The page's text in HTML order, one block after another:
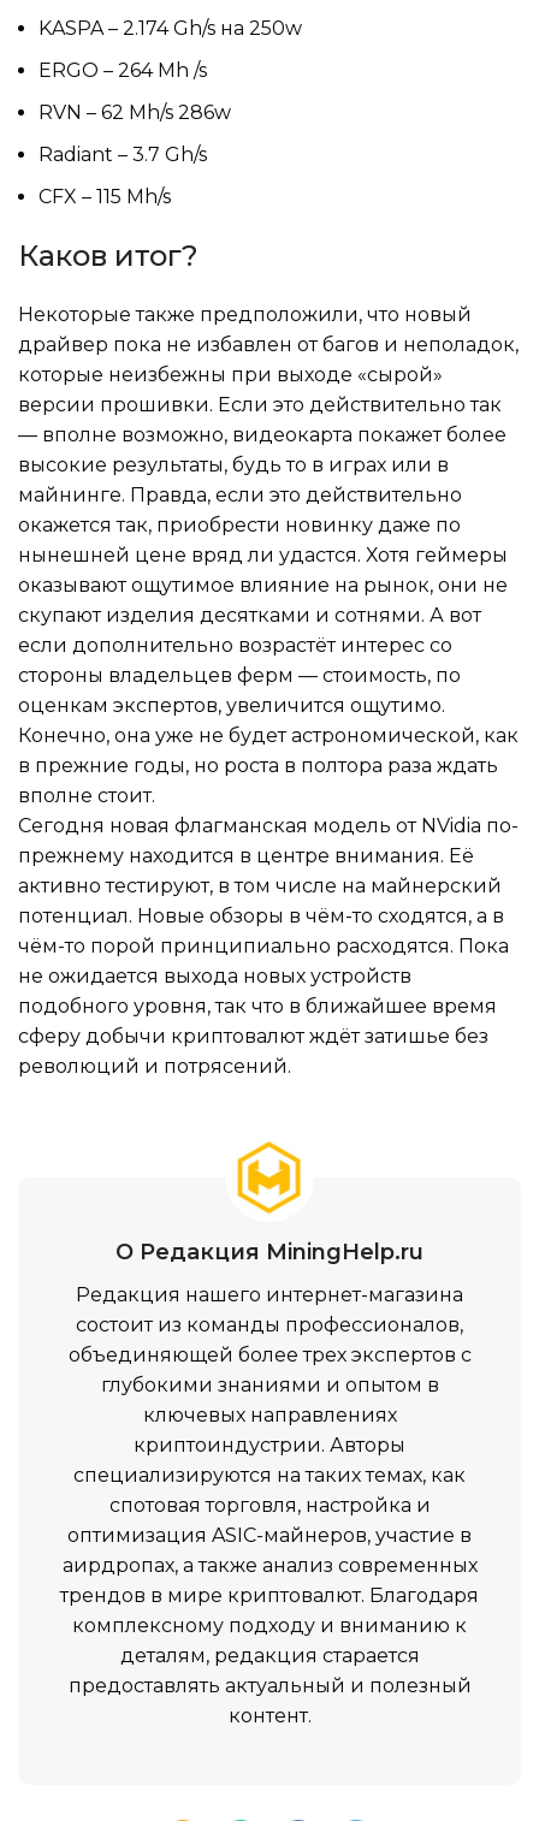
KASPA – 2.174 Gh/s на 250w
ERGO – 264 Mh /s
RVN – 62 Mh/s 286w
Radiant – 3.7 Gh/s
CFX – 115 Mh/s
Каков итог?
Некоторые также предположили, что новый
драйвер пока не избавлен от багов и неполадок,
которые неизбежны при выходе «сырой»
версии прошивки. Если это действительно так
— вполне возможно, видеокарта покажет более
высокие результаты, будь то в играх или в
майнинге. Правда, если это действительно
окажется так, приобрести новинку даже по
нынешней цене вряд ли удастся. Хотя геймеры
оказывают ощутимое влияние на рынок, они не
скупают изделия десятками и сотнями. А вот
если дополнительно возрастёт интерес со
стороны владельцев ферм — стоимость, по
оценкам экспертов, увеличится ощутимо.
Конечно, она уже не будет астрономической, как
в прежние годы, но роста в полтора раза ждать
вполне стоит.
Сегодня новая флагманская модель от NVidia по-
прежнему находится в центре внимания. Её
активно тестируют, в том числе на майнерский
потенциал. Новые обзоры в чём-то сходятся, а в
чём-то порой принципиально расходятся. Пока
не ожидается выхода новых устройств
подобного уровня, так что в ближайшее время
сферу добычи криптовалют ждёт затишье без
революций и потрясений.
О Редакция MiningHelp.ru
Редакция нашего интернет-магазина
состоит из команды профессионалов,
объединяющей более трех экспертов с
глубокими знаниями и опытом в
ключевых направлениях
криптоиндустрии. Авторы
специализируются на таких темах, как
спотовая торговля, настройка и
оптимизация ASIC-майнеров, участие в
аирдропах, а также анализ современных
трендов в мире криптовалют. Благодаря
комплексному подходу и вниманию к
деталям, редакция старается
предоставлять актуальный и полезный
контент.